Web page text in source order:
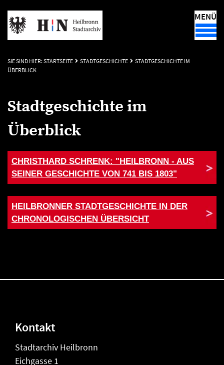
MENÜ
SIE SIND HIER: STARTSEITE STADTGESCHICHTE
STADTGESCHICHTE IM
ÜBERBLICK
Stadtgeschichte im
Überblick
CHRISTHARD SCHRENK: "HEILBRONN - AUS
SEINER GESCHICHTE VON 741 BIS 1803"
HEILBRONNER STADTGESCHICHTE IN DER
CHRONOLOGISCHEN ÜBERSICHT
Kontakt
Stadtarchiv Heilbronn
Eichgasse 1